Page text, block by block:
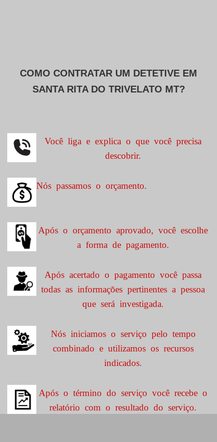
COMO CONTRATAR UM DETETIVE EM
SANTA RITA DO TRIVELATO MT?
Você liga e explica o que você precisa
descobrir.
Nós passamos o orçamento.
Após o orçamento aprovado, você escolhe
a forma de pagamento.
Após acertado o pagamento você passa
todas as informações pertinentes a pessoa
que será investigada.
Nós iniciamos o serviço pelo tempo
combinado e utilizamos os recursos
indicados.
Após o término do serviço você recebe o
relatório com o resultado do serviço.